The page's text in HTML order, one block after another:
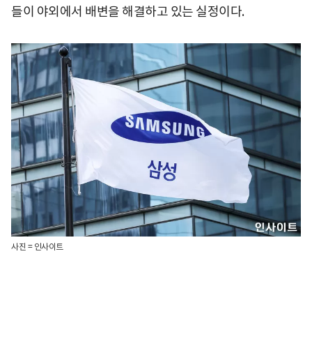
들이 야외에서 배변을 해결하고 있는 실정이다.
사진 = 인사이트